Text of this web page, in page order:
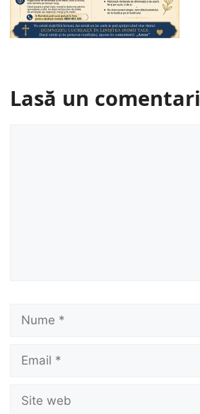
Lasă un
Nume
Email
Site